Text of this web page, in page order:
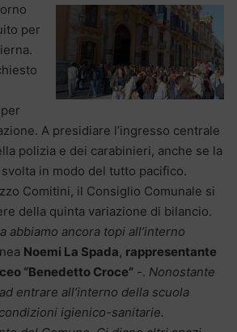
per
A presidiare l’ingresso centrale
polizia e dei carabinieri, anche se la
in modo del tutto pacifico.
Comitini, il Consiglio Comunale si
della quinta variazione di bilancio.
abbiamo ancora topi all’interno
Noemi La Spada, rappresentante
“Benedetto Croce” -. Nonostante
entrare all’interno della scuola
igienico-sanitarie.